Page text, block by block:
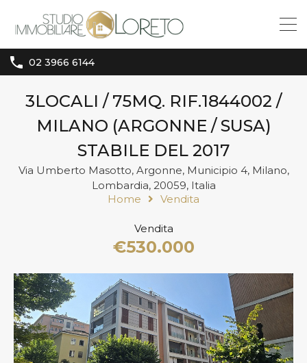
02 3966 6144
3LOCALI / 75MQ. RIF.1844002 /
MILANO (ARGONNE / SUSA)
STABILE DEL 2017
Via Umberto Masotto, Argonne, Municipio 4, Milano,
Lombardia, 20059, Italia
Home
Vendita
Vendita
€530.000